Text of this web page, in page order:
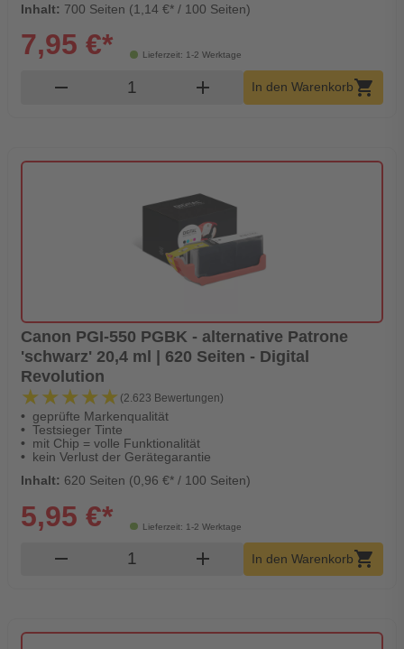
Inhalt: 700 Seiten (1,14 €* / 100 Seiten)
Lieferzeit: 1-2 Werktage
7,95 €*
remove Produkt Warenkorb Menge
add In den Warenkorbshopping_cart
Canon PGI-550 PGBK - alternative Patrone
'schwarz' 20,4 ml | 620 Seiten - Digital
Revolution
★★★★★
★★★★★ (2.623 Bewertungen)
geprüfte Markenqualität
Testsieger Tinte
mit Chip = volle Funktionalität
kein Verlust der Gerätegarantie
Inhalt: 620 Seiten (0,96 €* / 100 Seiten)
Lieferzeit: 1-2 Werktage
5,95 €*
remove Produkt Warenkorb Menge
add In den Warenkorb shopping_cart